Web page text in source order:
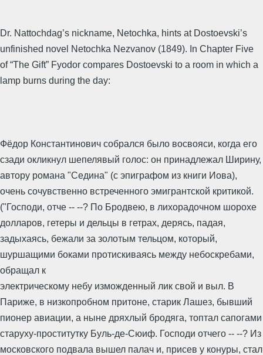
Dr. Nattochdag’s nickname, Netochka, hints at Dostoevski’s
unfinished novel Netochka Nezvanov (1849). In Chapter Five
of “The Gift” Fyodor compares Dostoevski to a room in which a
lamp burns during the day:
Фёдор Константинович собрался было восвояси, когда его
сзади окликнул шепелявый голос: он принадлежал Ширину,
автору романа "Седина" (с эпиграфом из книги Иова),
очень сочувственно встреченного эмигрантской критикой.
("Господи, отче -- --? По Бродвею, в лихорадочном шорохе
долларов, гетеры и дельцы в гетрах, дерясь, падая,
задыхаясь, бежали за золотым тельцом, который,
шуршащими боками протискиваясь между небоскребами,
обращал к
электрическому небу изможденный лик свой и выл. В
Париже, в низкопробном притоне, старик Лашез, бывший
пионер авиации, а ныне дряхлый бродяга, топтал сапогами
старуху-проститутку Буль-де-Сюиф. Господи отчего -- --? Из
московского подвала вышел палач и, присев у конуры, стал